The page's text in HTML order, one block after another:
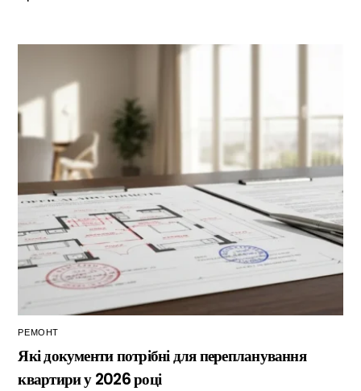
РЕМОНТ
Які документи потрібні для перепланування
квартири у 2026 році